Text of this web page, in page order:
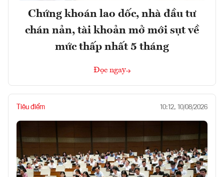
Chứng khoán lao dốc, nhà đầu tư
chán nản, tài khoản mở mới sụt về
mức thấp nhất 5 tháng
Đọc ngay
Tiêu điểm 10:12, 10/08/2026